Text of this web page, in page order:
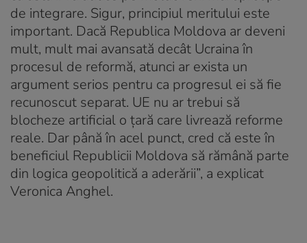
de integrare. Sigur, principiul meritului este
important. Dacă Republica Moldova ar deveni
mult, mult mai avansată decât Ucraina în
procesul de reformă, atunci ar exista un
argument serios pentru ca progresul ei să fie
recunoscut separat. UE nu ar trebui să
blocheze artificial o țară care livrează reforme
reale. Dar până în acel punct, cred că este în
beneficiul Republicii Moldova să rămână parte
din logica geopolitică a aderării”, a explicat
Veronica Anghel.